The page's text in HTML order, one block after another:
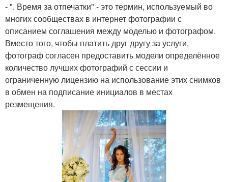
- ". Время за отпечатки" - это термин, используемый во
многих сообществах в интернет фотографии с
описанием соглашения между моделью и фотографом.
Вместо того, чтобы платить друг другу за услуги,
фотограф согласен предоставить модели определённое
количество лучших фотографий с сессии и
ограниченную лицензию на использование этих снимков
в обмен на подписание инициалов в местах
резмещения.